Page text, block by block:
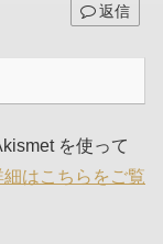
返信
を使って
はこちらをご覧